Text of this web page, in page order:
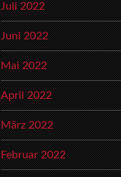
Juli 2022
Juni 2022
Mai 2022
April 2022
März 2022
Februar 2022